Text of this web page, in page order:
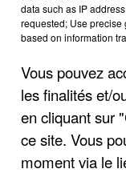
condamné
la cour, ce
constatées
couteau. Le
data such as IP
requested; Use precise
based on information
Vous pouvez
les finalités et/
en cliquant sur
ce site. Vous
moment via le